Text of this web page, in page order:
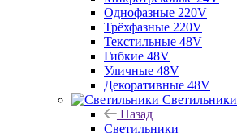
Однофазные 220V
Трёхфазные 220V
Текстильные 48V
Гибкие 48V
Уличные 48V
Декоративные 48V
Светильники
Назад
Светильники